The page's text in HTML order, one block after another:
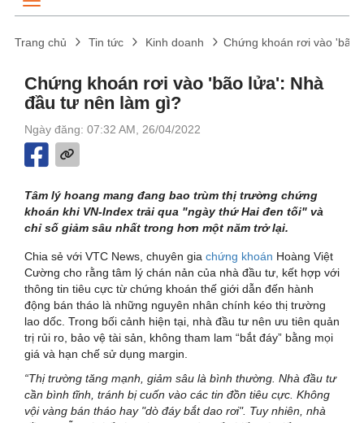
Trang chủ Tin tức Kinh doanh Chứng khoán rơi vào 'bão
Chứng khoán rơi vào 'bão lửa': Nhà
đầu tư nên làm gì?
Ngày đăng: 07:32 AM, 26/04/2022
Tâm lý hoang mang đang bao trùm thị trường chứng
khoán khi VN-Index trải qua "ngày thứ Hai đen tối" và
chỉ số giảm sâu nhất trong hơn một năm trở lại.
Chia sẻ với VTC News, chuyên gia chứng khoán Hoàng Việt
Cường cho rằng tâm lý chán nản của nhà đầu tư, kết hợp với
thông tin tiêu cực từ chứng khoán thế giới dẫn đến hành
động bán tháo là những nguyên nhân chính kéo thị trường
lao dốc. Trong bối cảnh hiện tại, nhà đầu tư nên ưu tiên quản
trị rủi ro, bảo vệ tài sản, không tham lam “bắt đáy” bằng mọi
giá và hạn chế sử dụng margin.
“Thị trường tăng mạnh, giảm sâu là bình thường. Nhà đầu tư
cần bình tĩnh, tránh bị cuốn vào các tin đồn tiêu cực. Không
vội vàng bán tháo hay "dò đáy bắt dao rơi". Tuy nhiên, nhà